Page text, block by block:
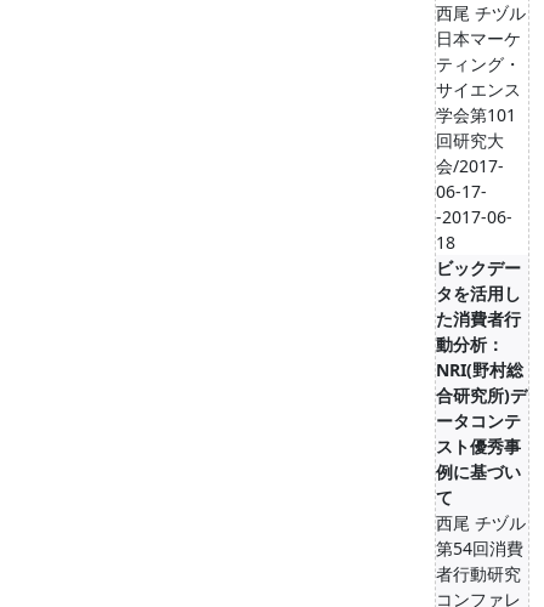
西尾 チヅル
日本マーケ
ティング・
サイエンス
学会第101
回研究大
会/2017-
06-17-
-2017-06-
18
ビックデー
タを活用し
た消費者行
動分析：
NRI(野村総
合研究所)デ
ータコンテ
スト優秀事
例に基づい
て
西尾 チヅル
第54回消費
者行動研究
コンファレ